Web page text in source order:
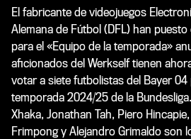
El fabricante de videojuegos
Alemana de Fútbol (DFL) han
para el «Equipo de la temporada»
aficionados del Werkself tienen
votar a siete futbolistas del Bayer 04
temporada 2024/25 de la
Xhaka, Jonathan Tah, Piero
Frimpong y Alejandro Grimaldo son